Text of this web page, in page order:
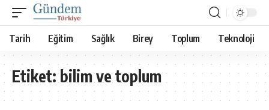
Tarih Eğitim Sağlık Birey Toplum Teknoloji
Etiket:bilim ve toplum